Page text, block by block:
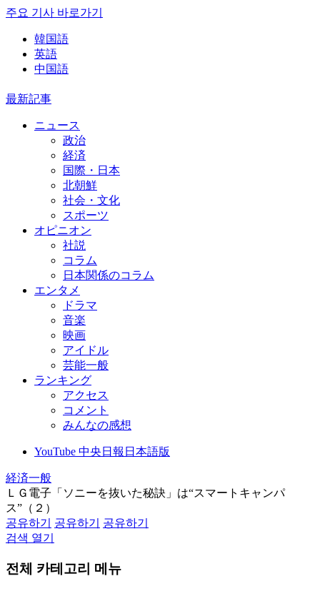
주요 기사 바로가기
韓国語
英語
中国語
最新記事
ニュース
政治
経済
国際・日本
北朝鮮
社会・文化
スポーツ
オピニオン
社説
コラム
日本関係のコラム
エンタメ
ドラマ
音楽
映画
アイドル
芸能一般
ランキング
アクセス
コメント
みんなの感想
YouTube 中央日報日本語版
経済一般
ＬＧ電子「ソニーを抜いた秘訣」は“スマートキャンパ
ス”（２）
공유하기
공유하기
공유하기
검색 열기
전체 카테고리 메뉴